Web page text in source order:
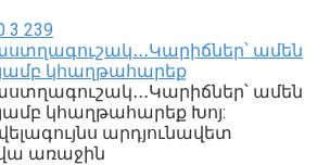
3 239
ամեն
կհաղթահարեք
ամեն
կհաղթահարեք Խոյ:
արդյունավետ
առաջին